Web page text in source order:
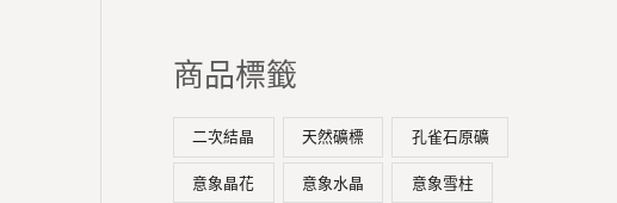
2
8
0
8
8
0
商品標籤
二次結晶 天然礦標 孔雀石原礦
意象晶花 意象水晶 意象雪柱